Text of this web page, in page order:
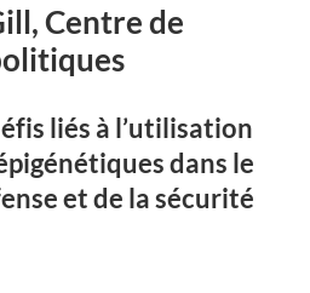
Centre de
liés à l’utilisation
dans le
et de la sécurité